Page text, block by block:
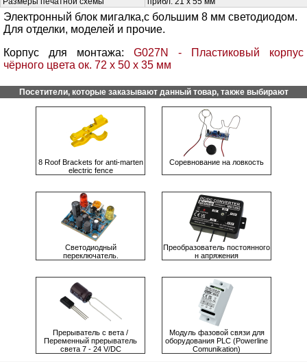
Электронный блок мигалка,с большим 8 мм светодиодом.
Для отделки, моделей и прочие.
Корпус для монтажа: G027N - Пластиковый корпус
чёрного цвета ок. 72 х 50 х 35 мм
Посетители, которые заказывают данный товар, также выбирают
8 Roof Brackets for anti-marten
electric fence
Сорeвновaниe нa ловкость
Светодиодный
переключатель.
Преобразователь постоянного
н апряжения
Прерыватель c вета /
Пeрeмeнный прерыватель
света 7 - 24 V/DC
Модуль фaзовой связи для
оборудования PLC (Powerline
Comunikation)